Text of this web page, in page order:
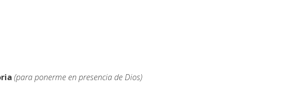
(para ponerme en presencia de Dios)